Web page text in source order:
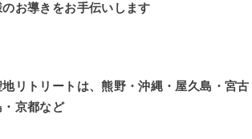
のお導きをお手伝いします
地リトリートは、熊野・沖縄・屋久島・宮古
・京都など